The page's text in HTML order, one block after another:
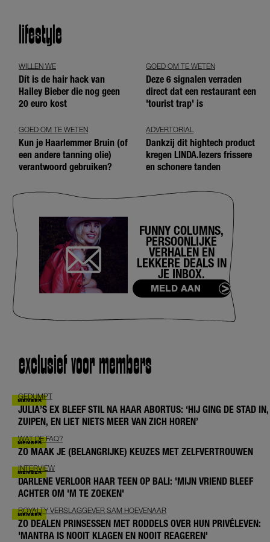
lifestyle
WILLEN WE
Dít is de hair hack van
Hailey Bieber die nog geen
20 euro kost
GOED OM TE WETEN
Deze 6 signalen verraden
direct dat een restaurant een
'tourist trap' is
GOED OM TE WETEN
Kun je Haarlemmer Bruin (of
een andere tanning olie)
verantwoord gebruiken?
ADVERTORIAL
Dankzij dit hightech product
kregen LINDA.lezers frissere
en schonere tanden
FUNNY COLUMNS,
PERSOONLIJKE
VERHALEN EN
LEKKERE DEALS IN
JE INBOX.
MELD AAN
exclusief voor members
GEDUMPT
JULIA’S EX BLEEF STIL NA HAAR ABORTUS: ‘HIJ GING DE STAD IN,
ZUIPEN, EN LIET NIETS MEER VAN ZICH HOREN’
WAT DE FAQ?
ZO MAAK JE (BELANGRIJKE) KEUZES MET ZELFVERTROUWEN
INTERVIEW
DARLENE VERLOOR HAAR TEEN OP BALI: 'MIJN VRIEND BLEEF
ACHTER OM 'M TE ZOEKEN'
ROYALTY VERSLAGGEVER SAM HOEVENAAR
ZO DEALEN PRINSESSEN MET RODDELS OVER HUN PRIVÉLEVEN:
'MANTRA IS NOOIT KLAGEN EN NOOIT REAGEREN'